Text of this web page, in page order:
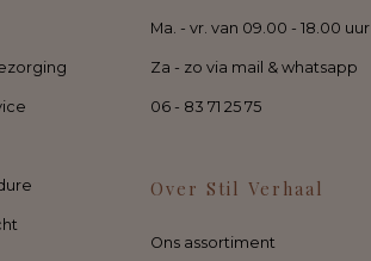
Ma. - vr. van 09.00 - 18.00 uur
Za - zo via mail & whatsapp
06 - 83 71 25 75
Over Stil Verhaal
Ons assortiment